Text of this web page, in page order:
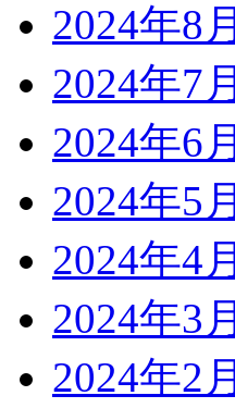
2024年8月
2024年7月
2024年6月
2024年5月
2024年4月
2024年3月
2024年2月